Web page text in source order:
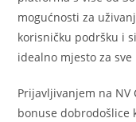
mogućnosti za
korisničku podršku i
idealno mjesto za
Prijavljivanjem na
bonuse dobrodošlice